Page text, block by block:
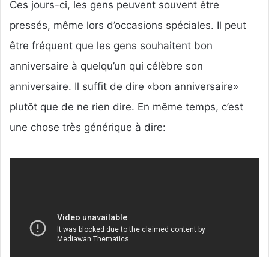
Ces jours-ci, les gens peuvent souvent être
pressés, même lors d’occasions spéciales. Il peut
être fréquent que les gens souhaitent bon
anniversaire à quelqu’un qui célèbre son
anniversaire. Il suffit de dire «bon anniversaire»
plutôt que de ne rien dire. En même temps, c’est
une chose très générique à dire: